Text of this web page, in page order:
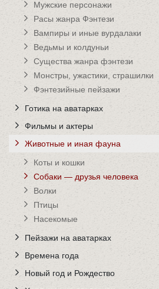
Мужские персонажи
Расы жанра Фэнтези
Вампиры и иные вурдалаки
Ведьмы и колдуньи
Существа жанра фэнтези
Монстры, ужастики, страшилки
Фэнтезийные пейзажи
Готика на аватарках
Фильмы и актеры
Животные и иная фауна
Коты и кошки
Собаки — друзья человека
Волки
Птицы
Насекомые
Пейзажи на аватарках
Времена года
Новый год и Рождество